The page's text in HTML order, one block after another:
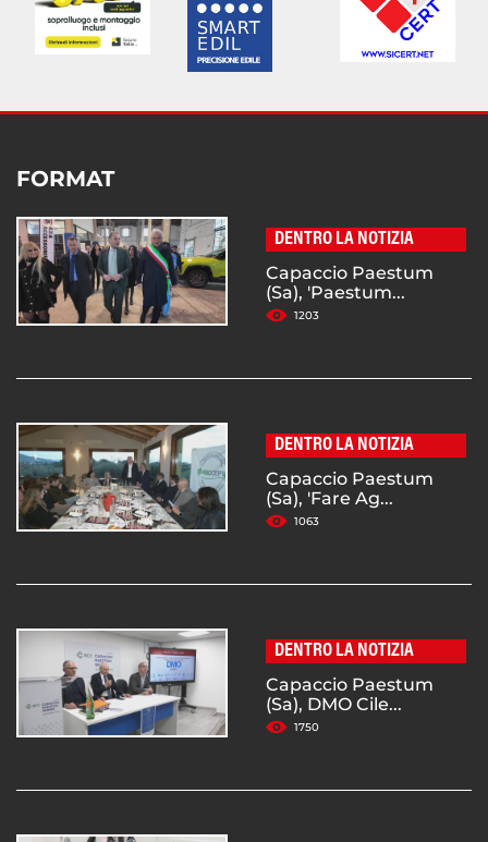
FORMAT
DENTRO LA NOTIZIA
Capaccio Paestum
(Sa), 'Paestum...
1203
DENTRO LA NOTIZIA
Capaccio Paestum
(Sa), 'Fare Ag...
1063
DENTRO LA NOTIZIA
Capaccio Paestum
(Sa), DMO Cile...
1750